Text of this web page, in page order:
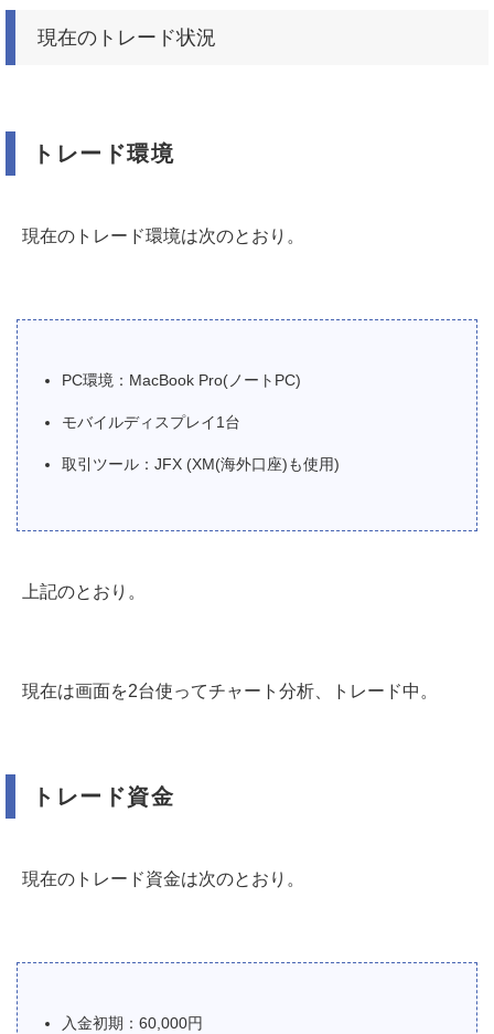
現在のトレード状況
トレード環境
現在のトレード環境は次のとおり。
PC環境：MacBook Pro(ノートPC)
モバイルディスプレイ1台
取引ツール：JFX (XM(海外口座)も使用)
上記のとおり。
現在は画面を2台使ってチャート分析、トレード中。
トレード資金
現在のトレード資金は次のとおり。
入金初期：60,000円